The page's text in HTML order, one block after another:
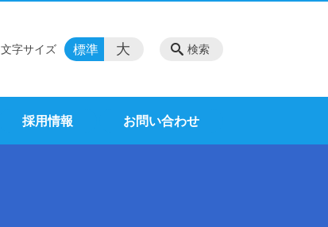
採用情報 お問い合わせ
検索
文字サイズ 標準 大